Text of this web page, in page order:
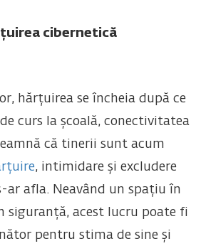
cibernetică
hărțuirea se încheia după ce
curs la școală, conectivitatea
că tinerii sunt acum
, intimidare și excludere
ar afla. Neavând un spațiu în
siguranță, acest lucru poate fi
pentru stima de sine și